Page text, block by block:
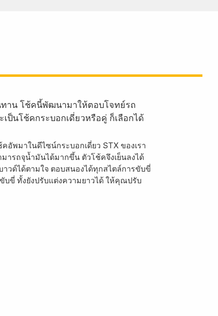
ทาน โช้คนี้พัฒนามาให้ตอบโจทย์รถ
ป็นโช้คกระบอกเดี่ยวหรือคู่ ก็เลือกได้
อัพมาในดีไซน์กระบอกเดี่ยว STX ของเรา
รถจุน้ำมันได้มากขึ้น ตัวโช้คจึงเย็นลงได้
วด์ได้ตามใจ ตอบสนองได้ทุกสไตล์การขับขี่
บขี่ ทั้งยังปรับแต่งความยาวได้ ให้คุณปรับ